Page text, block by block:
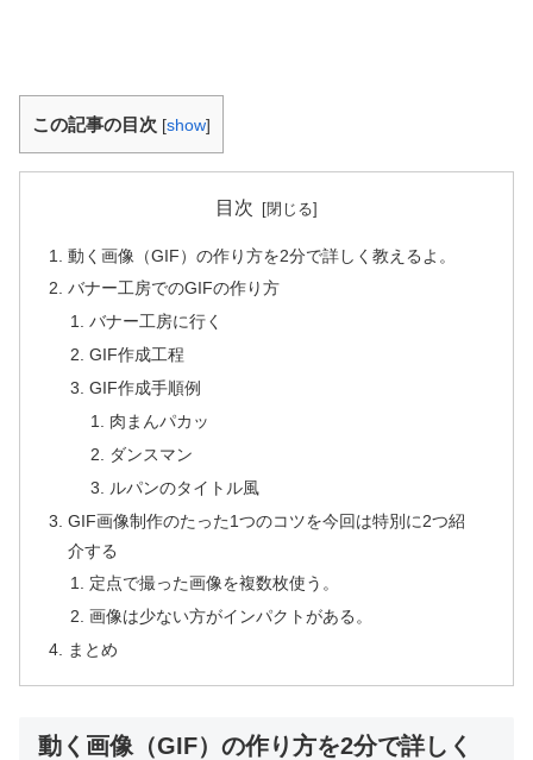
この記事の目次 [show]
目次
動く画像（GIF）の作り方を2分で詳しく教えるよ。
バナー工房でのGIFの作り方
バナー工房に行く
GIF作成工程
GIF作成手順例
肉まんパカッ
ダンスマン
ルパンのタイトル風
GIF画像制作のたった1つのコツを今回は特別に2つ紹
介する
定点で撮った画像を複数枚使う。
画像は少ない方がインパクトがある。
まとめ
動く画像（GIF）の作り方を2分で詳しく